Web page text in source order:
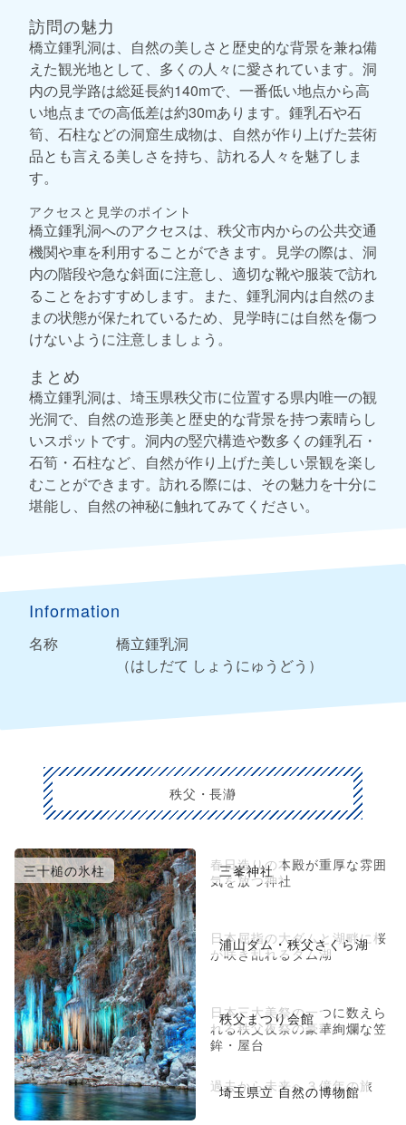
訪問の魅力
橋立鍾乳洞は、自然の美しさと歴史的な背景を兼ね備
えた観光地として、多くの人々に愛されています。洞
内の見学路は総延長約140mで、一番低い地点から高
い地点までの高低差は約30mあります。鍾乳石や石
筍、石柱などの洞窟生成物は、自然が作り上げた芸術
品とも言える美しさを持ち、訪れる人々を魅了しま
す。
アクセスと見学のポイント
橋立鍾乳洞へのアクセスは、秩父市内からの公共交通
機関や車を利用することができます。見学の際は、洞
内の階段や急な斜面に注意し、適切な靴や服装で訪れ
ることをおすすめします。また、鍾乳洞内は自然のま
まの状態が保たれているため、見学時には自然を傷つ
けないように注意しましょう。
まとめ
橋立鍾乳洞は、埼玉県秩父市に位置する県内唯一の観
光洞で、自然の造形美と歴史的な背景を持つ素晴らし
いスポットです。洞内の竪穴構造や数多くの鍾乳石・
石筍・石柱など、自然が作り上げた美しい景観を楽し
むことができます。訪れる際には、その魅力を十分に
堪能し、自然の神秘に触れてみてください。
Information
名称
橋立鍾乳洞
（はしだて しょうにゅうどう）
秩父・長瀞
三十槌の氷柱 三峯神社
春日造りの本殿が重厚な雰囲
気を放つ神社
浦山ダム・秩父さくら湖
日本屈指の大ダムと湖畔に桜
が咲き乱れるダム湖
秩父まつり会館
日本三大美祭の一つに数えら
れる秩父夜祭の豪華絢爛な笠
鉾・屋台
埼玉県立 自然の博物館
過去から未来へ３億年の旅